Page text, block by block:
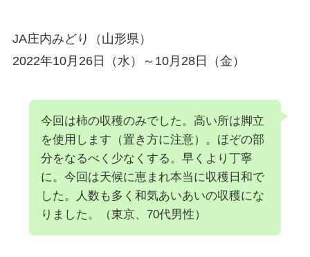
JA庄内みどり（山形県）
2022年10月26日（水）～10月28日（金）
今回は柿の収穫のみでした。高い所は脚立
を使用します（置き方に注意）。ほぞの部
分をなるべく少なくする。早くより丁寧
に。今回は天候に恵まれ本当に収穫日和で
した。人数も多く和気あいあいの収穫にな
りました。（東京、70代男性）